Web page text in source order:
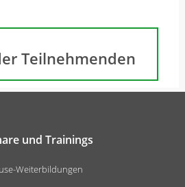
Teilnehmenden
und Trainings
Weiterbildungen